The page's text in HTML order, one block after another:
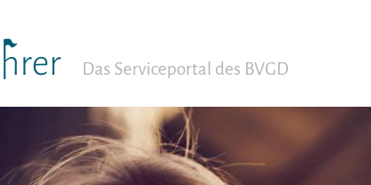
Das Serviceportal des BVGD